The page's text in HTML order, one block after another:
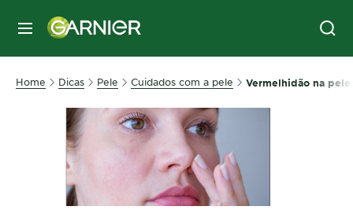
MENU
Home Dicas Pele Cuidados com a pele Vermelhidão na